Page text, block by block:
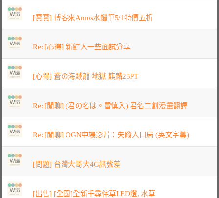
[寶寶] 博客來Amos水蠟筆5/1特價五折
Re: [心得] 新鮮人一些面試分享
[心得] 蒼の海賊龍 地獄 麒麟25PT
Re: [閒聊] (君の名は。雷慎入) 君名二創漫畫翻譯
Re: [閒聊] OGN中場影片：失蹤人口局 (英文字幕)
[問題] 台灣大哥大4G訊號差
[出售] [全國]全新千尋侘草LED燈, 水草